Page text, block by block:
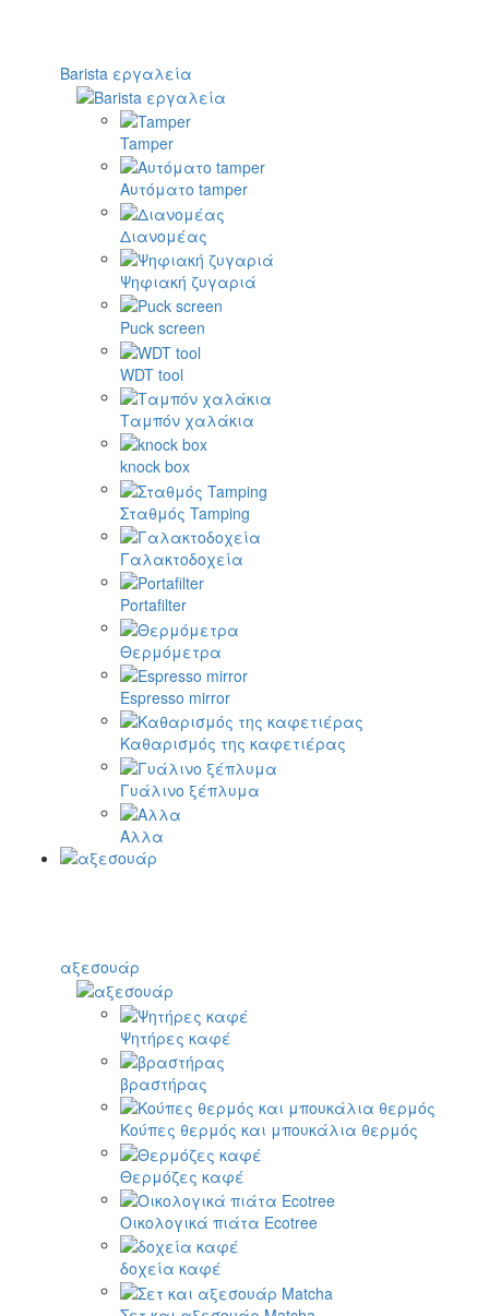
Barista εργαλεία
Tamper
Αυτόματο tamper
Διανομέας
Ψηφιακή ζυγαριά
Puck screen
WDT tool
Ταμπόν χαλάκια
knock box
Σταθμός Tamping
Γαλακτοδοχεία
Portafilter
Θερμόμετρα
Espresso mirror
Καθαρισμός της καφετιέρας
Γυάλινο ξέπλυμα
Αλλα
αξεσουάρ
Ψητήρες καφέ
βραστήρας
Κούπες θερμός και μπουκάλια θερμός
Θερμόζες καφέ
Οικολογικά πιάτα Ecotree
δοχεία καφέ